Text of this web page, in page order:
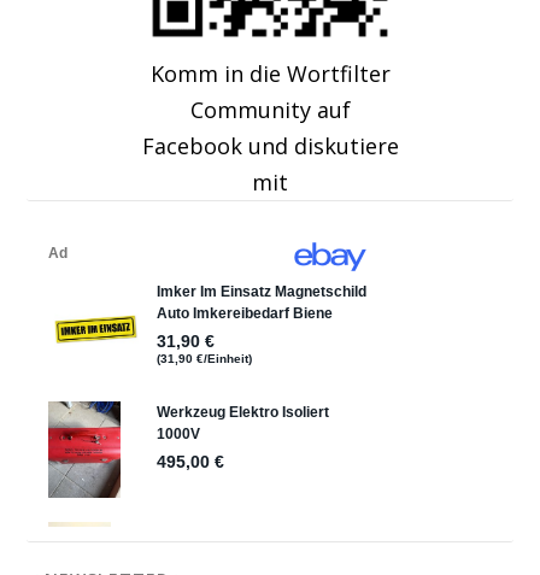
Komm in die Wortfilter
Community auf
Facebook und diskutiere
mit